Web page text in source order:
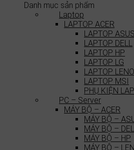
Danh mục sản phẩm
Laptop
LAPTOP ACER
LAPTOP ASUS
LAPTOP DELL
LAPTOP HP
LAPTOP LG
LAPTOP
LAPTOP MSI
PHỤ KIỆN
PC – Server
MÁY BỘ – ACER
MÁY BỘ –
MÁY BỘ –
MÁY BỘ – HP
MÁY BỘ –